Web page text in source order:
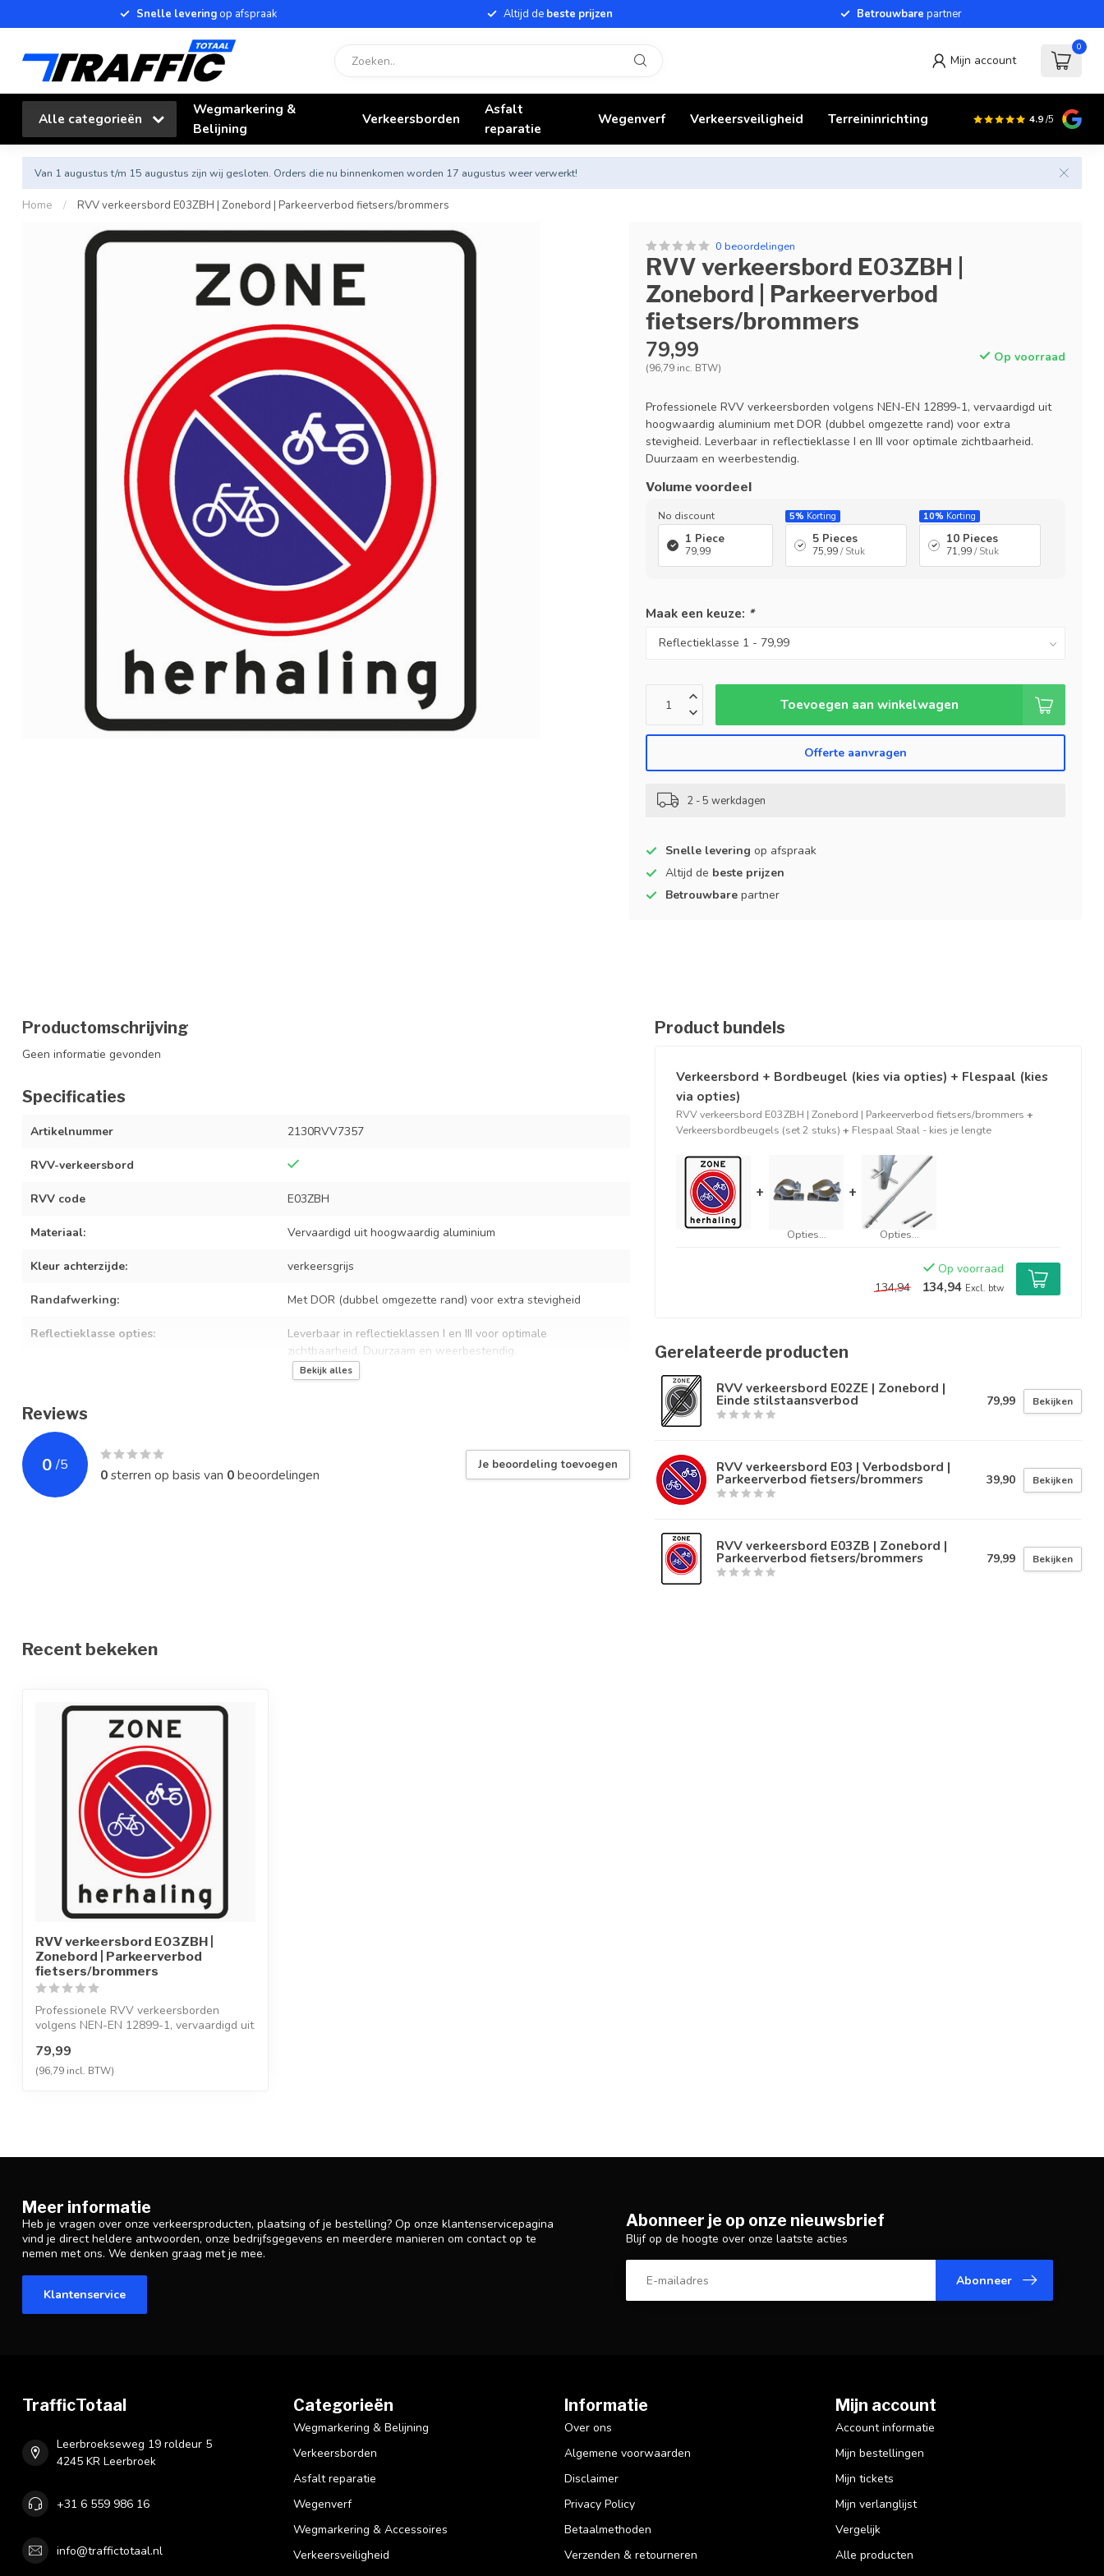
Snelle leveringop afspraak Altijd de beste prijzen Betrouwbare partner
Mijn account
0
Alle categorieën
Wegmarkering &
Belijning
Verkeersborden
Asfalt
reparatie
Wegenverf Verkeersveiligheid Terreininrichting 4.9/5
Van 1 augustus t/m 15 augustus zijn wij gesloten. Orders die nu binnenkomen worden 17 augustus weer verwerkt!
Home / RVV verkeersbord E03ZBH | Zonebord | Parkeerverbod fietsers/brommers
0 beoordelingen
RVV verkeersbord E03ZBH |
Zonebord | Parkeerverbod
fietsers/brommers
79,99
(96,79 inc. BTW)
Op voorraad
Professionele RVV verkeersborden volgens NEN-EN 12899-1, vervaardigd uit
hoogwaardig aluminium met DOR (dubbel omgezette rand) voor extra
stevigheid. Leverbaar in reflectieklasse I en III voor optimale zichtbaarheid.
Duurzaam en weerbestendig.
Volume voordeel
No discount
1 Piece
79,99
5% Korting
5 Pieces
75,99/ Stuk
10% Korting
10 Pieces
71,99/ Stuk
Maak een keuze: *
Toevoegen aan winkelwagen
Offerte aanvragen
2 - 5 werkdagen
Snelle levering op afspraak
Altijd de beste prijzen
Betrouwbare partner
Productomschrijving
Geen informatie gevonden
Specificaties
Artikelnummer 2130RVV7357
RVV-verkeersbord
RVV code E03ZBH
Materiaal: Vervaardigd uit hoogwaardig aluminium
Kleur achterzijde: verkeersgrijs
Randafwerking: Met DOR (dubbel omgezette rand) voor extra stevigheid
Reflectieklasse opties:
Leverbaar in reflectieklassen I en III voor optimale
zichtbaarheid. Duurzaam en weerbestendig.
530 x 670 mm
Bevestiging:
Levensduur: 10+ jaar bij normaal buitengebruik
Norm Professionele RVV verkeersborden volgens NEN-EN 12899-1
Bekijk alles
Reviews
0 /5
0sterren op basis van 0beoordelingen
Je beoordeling toevoegen
Product bundels
Verkeersbord + Bordbeugel (kies via opties) + Flespaal (kies
via opties)
RVV verkeersbord E03ZBH | Zonebord | Parkeerverbod fietsers/brommers +
Verkeersbordbeugels (set 2 stuks) + Flespaal Staal - kies je lengte
+
Opties...
+
Opties...
Op voorraad
134,94
134,94 Excl. btw
Gerelateerde producten
RVV verkeersbord E02ZE | Zonebord |
Einde stilstaansverbod 79,99 Bekijken
RVV verkeersbord E03 | Verbodsbord |
Parkeerverbod fietsers/brommers 39,90 Bekijken
RVV verkeersbord E03ZB | Zonebord |
Parkeerverbod fietsers/brommers 79,99 Bekijken
Recent bekeken
RVV verkeersbord E03ZBH |
Zonebord | Parkeerverbod
fietsers/brommers
Professionele RVV verkeersborden
volgens NEN-EN 12899-1, vervaardigd uit
79,99
(96,79 incl. BTW)
Meer informatie
Heb je vragen over onze verkeersproducten, plaatsing of je bestelling? Op onze klantenservicepagina
vind je direct heldere antwoorden, onze bedrijfsgegevens en meerdere manieren om contact op te
nemen met ons. We denken graag met je mee.
Klantenservice
Abonneer je op onze nieuwsbrief
Blijf op de hoogte over onze laatste acties
Abonneer
TrafficTotaal
Leerbroekseweg 19 roldeur 5
4245 KR Leerbroek
+31 6 559 986 16
info@traffictotaal.nl
Categorieën
Wegmarkering & Belijning
Verkeersborden
Asfalt reparatie
Wegenverf
Wegmarkering & Accessoires
Verkeersveiligheid
Informatie
Over ons
Algemene voorwaarden
Disclaimer
Privacy Policy
Betaalmethoden
Verzenden & retourneren
Mijn account
Account informatie
Mijn bestellingen
Mijn tickets
Mijn verlanglijst
Vergelijk
Alle producten